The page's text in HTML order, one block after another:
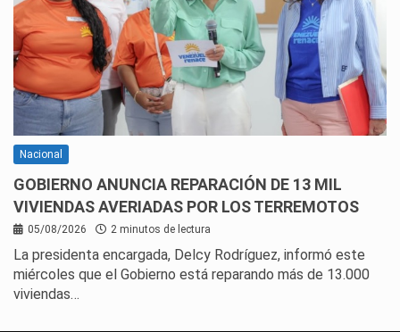
Nacional
GOBIERNO ANUNCIA REPARACIÓN DE 13 MIL
VIVIENDAS AVERIADAS POR LOS TERREMOTOS
05/08/2026 2 minutos de lectura
La presidenta encargada, Delcy Rodríguez, informó este
miércoles que el Gobierno está reparando más de 13.000
viviendas…